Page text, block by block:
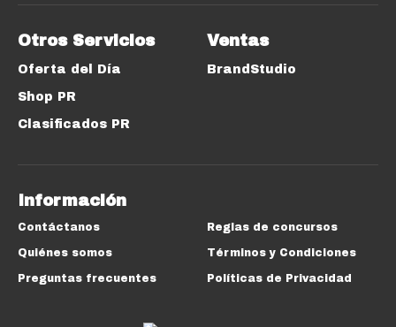
Otros Servicios
Oferta del Día
Shop PR
Clasificados PR
Ventas
BrandStudio
Información
Contáctanos
Quiénes somos
Preguntas frecuentes
Reglas de concursos
Términos y Condiciones
Políticas de Privacidad